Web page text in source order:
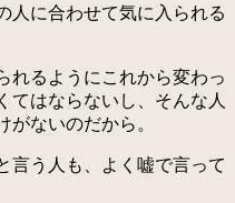
に合わせて気に入られる
るようにこれから変わっ
てはならないし、そんな人
がないのだから。
う人も、よく嘘で言って